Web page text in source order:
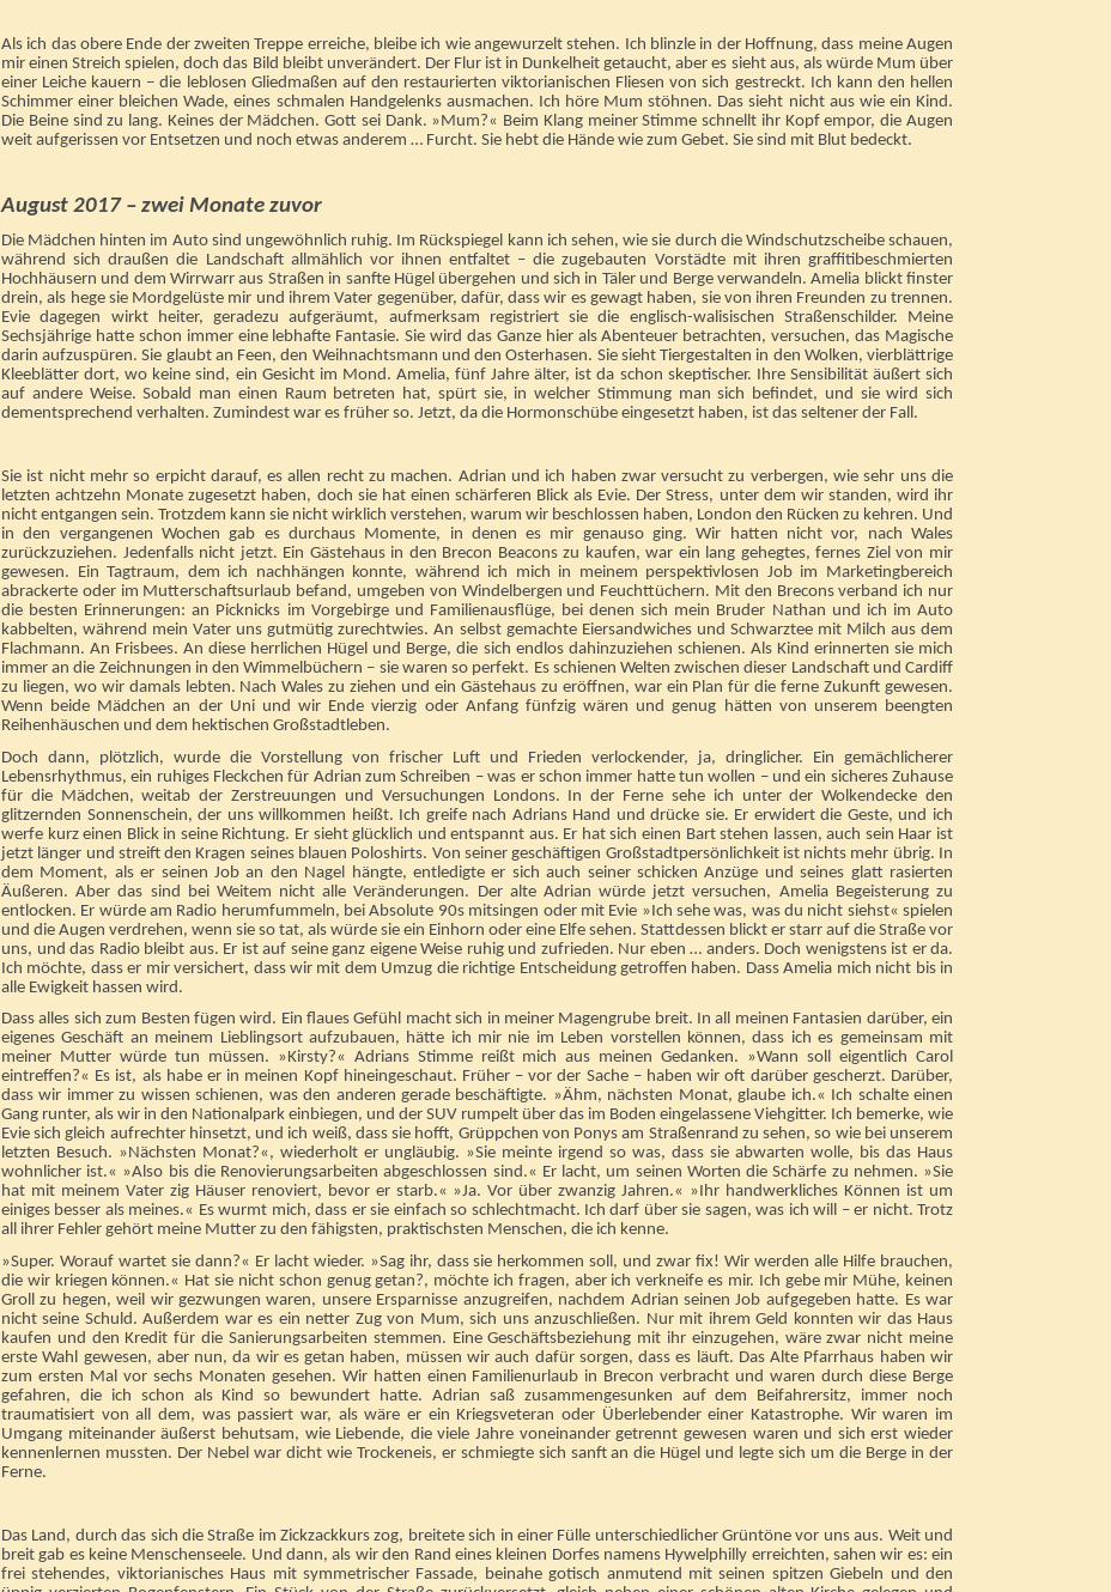
Als ich das obere Ende der zweiten Treppe erreiche, bleibe ich wie angewurzelt stehen. Ich blinzle in der Hoffnung, dass meine Augen
mir einen Streich spielen, doch das Bild bleibt unverändert. Der Flur ist in Dunkelheit getaucht, aber es sieht aus, als würde Mum über
einer Leiche kauern – die leblosen Gliedmaßen auf den restaurierten viktorianischen Fliesen von sich gestreckt. Ich kann den hellen
Schimmer einer bleichen Wade, eines schmalen Handgelenks ausmachen. Ich höre Mum stöhnen. Das sieht nicht aus wie ein Kind.
Die Beine sind zu lang. Keines der Mädchen. Gott sei Dank. »Mum?« Beim Klang meiner Stimme schnellt ihr Kopf empor, die Augen
weit aufgerissen vor Entsetzen und noch etwas anderem … Furcht. Sie hebt die Hände wie zum Gebet. Sie sind mit Blut bedeckt.
August 2017 – zwei Monate zuvor
Die Mädchen hinten im Auto sind ungewöhnlich ruhig. Im Rückspiegel kann ich sehen, wie sie durch die Windschutzscheibe schauen,
während sich draußen die Landschaft allmählich vor ihnen entfaltet – die zugebauten Vorstädte mit ihren graffitibeschmierten
Hochhäusern und dem Wirrwarr aus Straßen in sanfte Hügel übergehen und sich in Täler und Berge verwandeln. Amelia blickt finster
drein, als hege sie Mordgelüste mir und ihrem Vater gegenüber, dafür, dass wir es gewagt haben, sie von ihren Freunden zu trennen.
Evie dagegen wirkt heiter, geradezu aufgeräumt, aufmerksam registriert sie die englisch-walisischen Straßenschilder. Meine
Sechsjährige hatte schon immer eine lebhafte Fantasie. Sie wird das Ganze hier als Abenteuer betrachten, versuchen, das Magische
darin aufzuspüren. Sie glaubt an Feen, den Weihnachtsmann und den Osterhasen. Sie sieht Tiergestalten in den Wolken, vierblättrige
Kleeblätter dort, wo keine sind, ein Gesicht im Mond. Amelia, fünf Jahre älter, ist da schon skeptischer. Ihre Sensibilität äußert sich
auf andere Weise. Sobald man einen Raum betreten hat, spürt sie, in welcher Stimmung man sich befindet, und sie wird sich
dementsprechend verhalten. Zumindest war es früher so. Jetzt, da die Hormonschübe eingesetzt haben, ist das seltener der Fall.
Sie ist nicht mehr so erpicht darauf, es allen recht zu machen. Adrian und ich haben zwar versucht zu verbergen, wie sehr uns die
letzten achtzehn Monate zugesetzt haben, doch sie hat einen schärferen Blick als Evie. Der Stress, unter dem wir standen, wird ihr
nicht entgangen sein. Trotzdem kann sie nicht wirklich verstehen, warum wir beschlossen haben, London den Rücken zu kehren. Und
in den vergangenen Wochen gab es durchaus Momente, in denen es mir genauso ging. Wir hatten nicht vor, nach Wales
zurückzuziehen. Jedenfalls nicht jetzt. Ein Gästehaus in den Brecon Beacons zu kaufen, war ein lang gehegtes, fernes Ziel von mir
gewesen. Ein Tagtraum, dem ich nachhängen konnte, während ich mich in meinem perspektivlosen Job im Marketingbereich
abrackerte oder im Mutterschaftsurlaub befand, umgeben von Windelbergen und Feuchttüchern. Mit den Brecons verband ich nur
die besten Erinnerungen: an Picknicks im Vorgebirge und Familienausflüge, bei denen sich mein Bruder Nathan und ich im Auto
kabbelten, während mein Vater uns gutmütig zurechtwies. An selbst gemachte Eiersandwiches und Schwarztee mit Milch aus dem
Flachmann. An Frisbees. An diese herrlichen Hügel und Berge, die sich endlos dahinzuziehen schienen. Als Kind erinnerten sie mich
immer an die Zeichnungen in den Wimmelbüchern – sie waren so perfekt. Es schienen Welten zwischen dieser Landschaft und Cardiff
zu liegen, wo wir damals lebten. Nach Wales zu ziehen und ein Gästehaus zu eröffnen, war ein Plan für die ferne Zukunft gewesen.
Wenn beide Mädchen an der Uni und wir Ende vierzig oder Anfang fünfzig wären und genug hätten von unserem beengten
Reihenhäuschen und dem hektischen Großstadtleben.
Doch dann, plötzlich, wurde die Vorstellung von frischer Luft und Frieden verlockender, ja, dringlicher. Ein gemächlicherer
Lebensrhythmus, ein ruhiges Fleckchen für Adrian zum Schreiben – was er schon immer hatte tun wollen – und ein sicheres Zuhause
für die Mädchen, weitab der Zerstreuungen und Versuchungen Londons. In der Ferne sehe ich unter der Wolkendecke den
glitzernden Sonnenschein, der uns willkommen heißt. Ich greife nach Adrians Hand und drücke sie. Er erwidert die Geste, und ich
werfe kurz einen Blick in seine Richtung. Er sieht glücklich und entspannt aus. Er hat sich einen Bart stehen lassen, auch sein Haar ist
jetzt länger und streift den Kragen seines blauen Poloshirts. Von seiner geschäftigen Großstadtpersönlichkeit ist nichts mehr übrig. In
dem Moment, als er seinen Job an den Nagel hängte, entledigte er sich auch seiner schicken Anzüge und seines glatt rasierten
Äußeren. Aber das sind bei Weitem nicht alle Veränderungen. Der alte Adrian würde jetzt versuchen, Amelia Begeisterung zu
entlocken. Er würde am Radio herumfummeln, bei Absolute 90s mitsingen oder mit Evie »Ich sehe was, was du nicht siehst« spielen
und die Augen verdrehen, wenn sie so tat, als würde sie ein Einhorn oder eine Elfe sehen. Stattdessen blickt er starr auf die Straße vor
uns, und das Radio bleibt aus. Er ist auf seine ganz eigene Weise ruhig und zufrieden. Nur eben … anders. Doch wenigstens ist er da.
Ich möchte, dass er mir versichert, dass wir mit dem Umzug die richtige Entscheidung getroffen haben. Dass Amelia mich nicht bis in
alle Ewigkeit hassen wird.
Dass alles sich zum Besten fügen wird. Ein flaues Gefühl macht sich in meiner Magengrube breit. In all meinen Fantasien darüber, ein
eigenes Geschäft an meinem Lieblingsort aufzubauen, hätte ich mir nie im Leben vorstellen können, dass ich es gemeinsam mit
meiner Mutter würde tun müssen. »Kirsty?« Adrians Stimme reißt mich aus meinen Gedanken. »Wann soll eigentlich Carol
eintreffen?« Es ist, als habe er in meinen Kopf hineingeschaut. Früher – vor der Sache – haben wir oft darüber gescherzt. Darüber,
dass wir immer zu wissen schienen, was den anderen gerade beschäftigte. »Ähm, nächsten Monat, glaube ich.« Ich schalte einen
Gang runter, als wir in den Nationalpark einbiegen, und der SUV rumpelt über das im Boden eingelassene Viehgitter. Ich bemerke, wie
Evie sich gleich aufrechter hinsetzt, und ich weiß, dass sie hofft, Grüppchen von Ponys am Straßenrand zu sehen, so wie bei unserem
letzten Besuch. »Nächsten Monat?«, wiederholt er ungläubig. »Sie meinte irgend so was, dass sie abwarten wolle, bis das Haus
wohnlicher ist.« »Also bis die Renovierungsarbeiten abgeschlossen sind.« Er lacht, um seinen Worten die Schärfe zu nehmen. »Sie
hat mit meinem Vater zig Häuser renoviert, bevor er starb.« »Ja. Vor über zwanzig Jahren.« »Ihr handwerkliches Können ist um
einiges besser als meines.« Es wurmt mich, dass er sie einfach so schlechtmacht. Ich darf über sie sagen, was ich will – er nicht. Trotz
all ihrer Fehler gehört meine Mutter zu den fähigsten, praktischsten Menschen, die ich kenne.
»Super. Worauf wartet sie dann?« Er lacht wieder. »Sag ihr, dass sie herkommen soll, und zwar fix! Wir werden alle Hilfe brauchen,
die wir kriegen können.« Hat sie nicht schon genug getan?, möchte ich fragen, aber ich verkneife es mir. Ich gebe mir Mühe, keinen
Groll zu hegen, weil wir gezwungen waren, unsere Ersparnisse anzugreifen, nachdem Adrian seinen Job aufgegeben hatte. Es war
nicht seine Schuld. Außerdem war es ein netter Zug von Mum, sich uns anzuschließen. Nur mit ihrem Geld konnten wir das Haus
kaufen und den Kredit für die Sanierungsarbeiten stemmen. Eine Geschäftsbeziehung mit ihr einzugehen, wäre zwar nicht meine
erste Wahl gewesen, aber nun, da wir es getan haben, müssen wir auch dafür sorgen, dass es läuft. Das Alte Pfarrhaus haben wir
zum ersten Mal vor sechs Monaten gesehen. Wir hatten einen Familienurlaub in Brecon verbracht und waren durch diese Berge
gefahren, die ich schon als Kind so bewundert hatte. Adrian saß zusammengesunken auf dem Beifahrersitz, immer noch
traumatisiert von all dem, was passiert war, als wäre er ein Kriegsveteran oder Überlebender einer Katastrophe. Wir waren im
Umgang miteinander äußerst behutsam, wie Liebende, die viele Jahre voneinander getrennt gewesen waren und sich erst wieder
kennenlernen mussten. Der Nebel war dicht wie Trockeneis, er schmiegte sich sanft an die Hügel und legte sich um die Berge in der
Ferne.
Das Land, durch das sich die Straße im Zickzackkurs zog, breitete sich in einer Fülle unterschiedlicher Grüntöne vor uns aus. Weit und
breit gab es keine Menschenseele. Und dann, als wir den Rand eines kleinen Dorfes namens Hywelphilly erreichten, sahen wir es: ein
frei stehendes, viktorianisches Haus mit symmetrischer Fassade, beinahe gotisch anmutend mit seinen spitzen Giebeln und den